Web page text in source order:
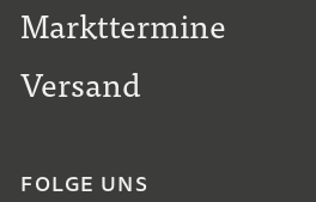
Markttermine
Versand
FOLGE UNS